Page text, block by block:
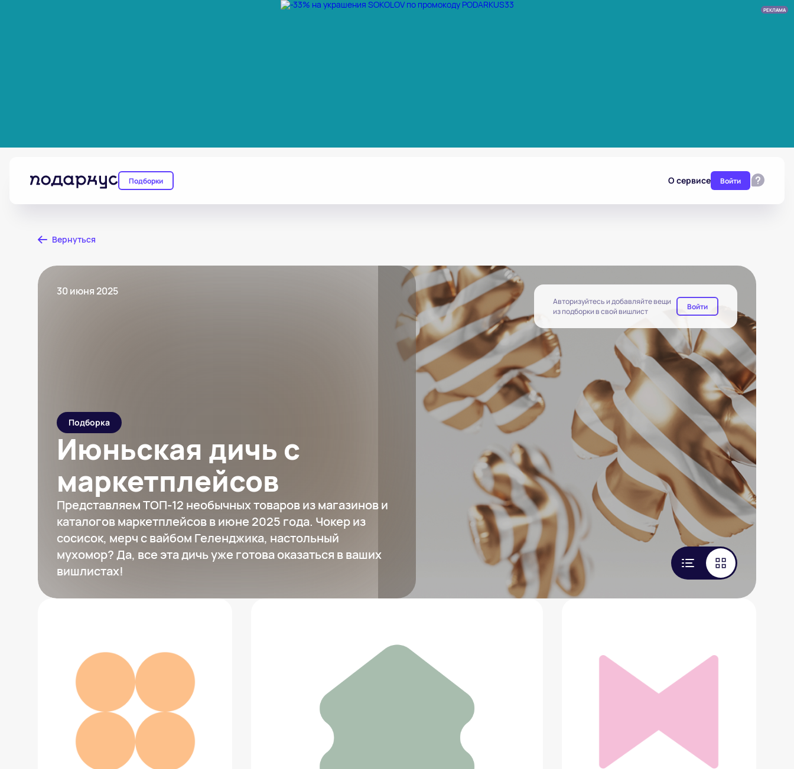
РЕКЛАМА
Подборки О сервисе Войти
Вернуться
30 июня 2025
Подборка
Июньская дичь с
маркетплейсов
Представляем ТОП-12 необычных товаров из магазинов и
каталогов маркетплейсов в июне 2025 года. Чокер из
сосисок, мерч с вайбом Геленджика, настольный
мухомор? Да, все эта дичь уже готова оказаться в ваших
вишлистах!
Авторизуйтесь и добавляйте вещи
из подборки в свой вишлист
Войти
Женские летние мюли PORTAL
17 990 ₽
Добавить в вишлист Добавить в вишлист